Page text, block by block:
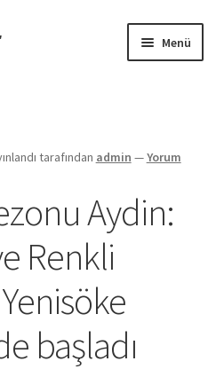
Menü
tarafından admin —Yorum
Aydin:
Renkli
başladı